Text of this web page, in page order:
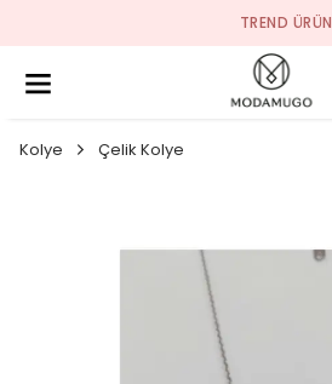
TREND ÜRÜNLER
Kolye Çelik Kolye